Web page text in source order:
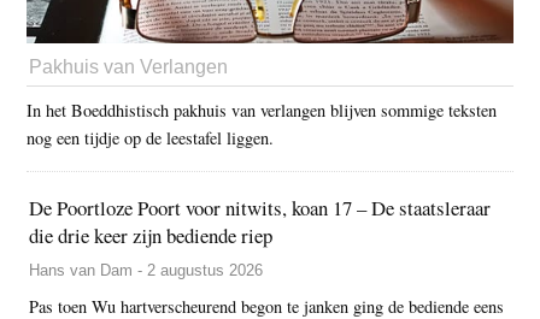
Pakhuis van Verlangen
In het Boeddhistisch pakhuis van verlangen blijven sommige teksten
nog een tijdje op de leestafel liggen.
De Poortloze Poort voor nitwits, koan 17 – De staatsleraar
die drie keer zijn bediende riep
Hans van Dam - 2 augustus 2026
Pas toen Wu hartverscheurend begon te janken ging de bediende eens